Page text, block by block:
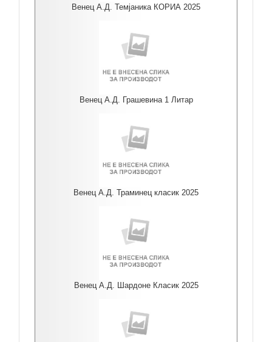
Венец А.Д. Темјаника КОРИА 2025
Венец А.Д. Грашевина 1 Литар
Венец А.Д. Траминец класик 2025
Венец А.Д. Шардоне Класик 2025